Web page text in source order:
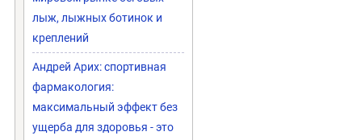
лыж, лыжных ботинок и
креплений
Андрей Арих: спортивная
фармакология:
максимальный эффект без
ущерба для здоровья - это